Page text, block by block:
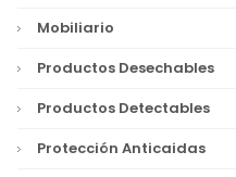
Mobiliario
Productos Desechables
Productos Detectables
Protección Anticaidas